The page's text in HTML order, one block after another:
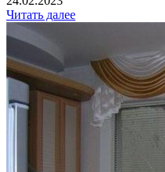
Читать далее